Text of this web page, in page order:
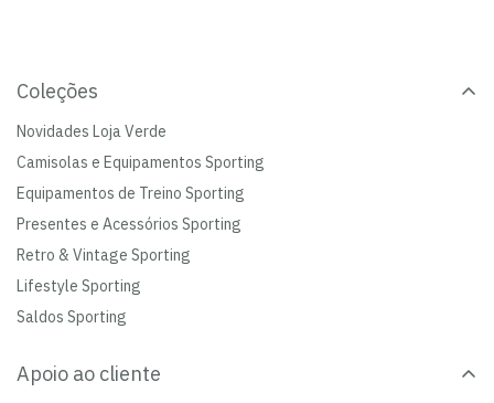
Coleções
Novidades Loja Verde
Camisolas e Equipamentos Sporting
Equipamentos de Treino Sporting
Presentes e Acessórios Sporting
Retro & Vintage Sporting
Lifestyle Sporting
Saldos Sporting
Apoio ao cliente